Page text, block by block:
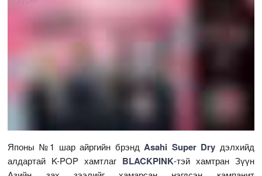
Японы №1 шар айргийн брэнд Asahi Super Dry дэлхийд
алдартай K-POP хамтлаг BLACKPINK-тэй хамтран Зүүн